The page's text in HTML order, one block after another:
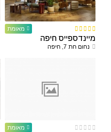
מאומת
מיינדספייס חיפה
נחום חת 7, חיפה
מאומת